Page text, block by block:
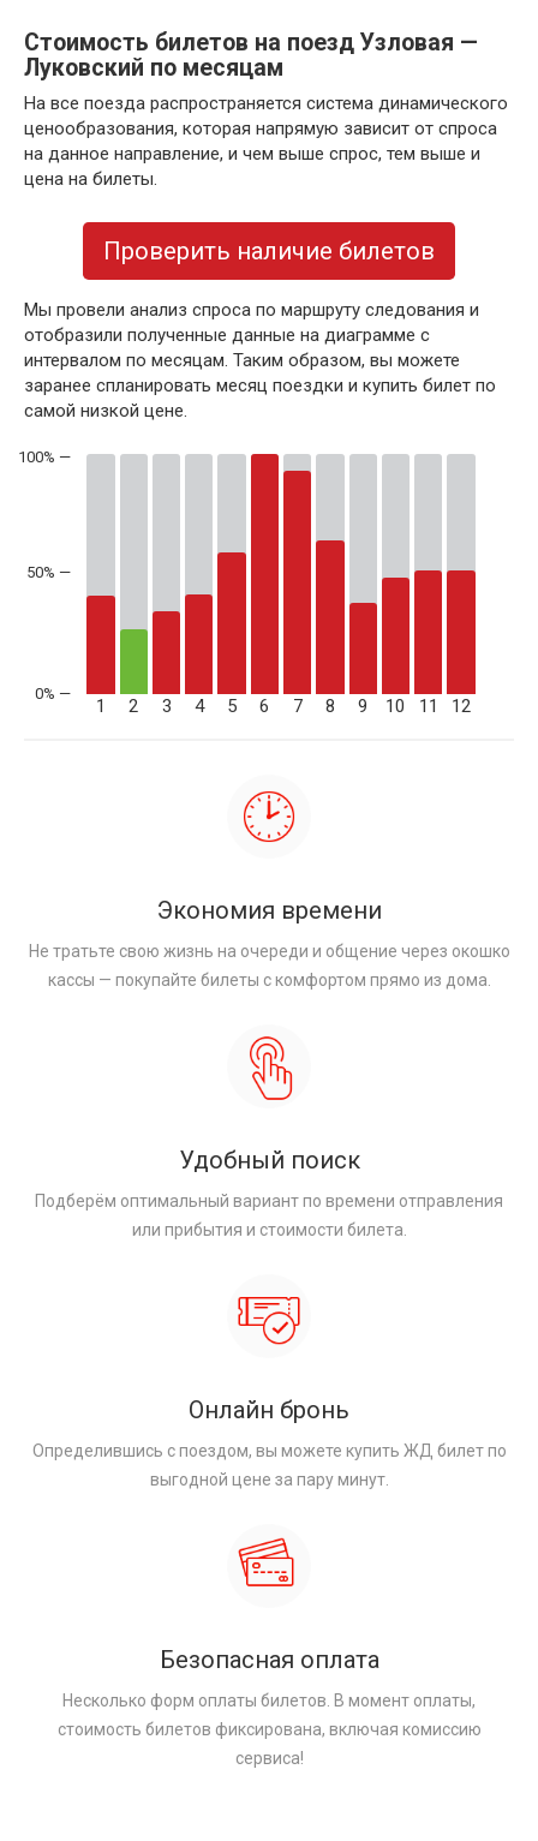
Стоимость билетов на поезд Узловая —
Луковский по месяцам
На все поезда распространяется система динамического
ценообразования, которая напрямую зависит от спроса
на данное направление, и чем выше спрос, тем выше и
цена на билеты.
Проверить наличие билетов
Мы провели анализ спроса по маршруту следования и
отобразили полученные данные на диаграмме с
интервалом по месяцам. Таким образом, вы можете
заранее спланировать месяц поездки и купить билет по
самой низкой цене.
50% —
1 2 3 4 5 6 7 8 9 10 11 12
Экономия времени
Не тратьте свою жизнь на очереди и общение через окошко
кассы — покупайте билеты с комфортом прямо из дома.
Удобный поиск
Подберём оптимальный вариант по времени отправления
или прибытия и стоимости билета.
Онлайн бронь
Определившись с поездом, вы можете купить ЖД билет по
выгодной цене за пару минут.
Безопасная оплата
Несколько форм оплаты билетов. В момент оплаты,
стоимость билетов фиксирована, включая комиссию
сервиса!